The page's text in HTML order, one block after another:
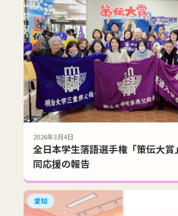
2026年3月4日
全日本学生落語選手権「策伝大
同応援の報告
愛知